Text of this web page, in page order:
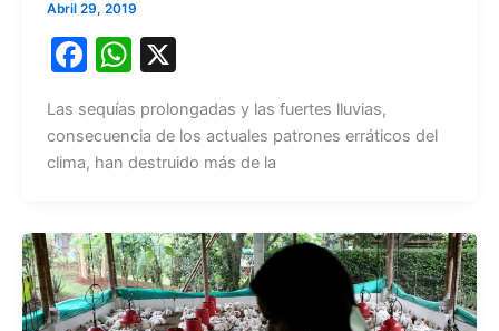
Abril 29, 2019
F
c
e
o
o
k
W
at
s
p
p
X
Las sequías prolongadas y las fuertes lluvias,
consecuencia de los actuales patrones erráticos del
clima, han destruido más de la